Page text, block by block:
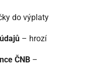
do výplaty
– hrozí
ČNB–